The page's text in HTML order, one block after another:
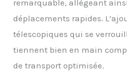
les
pour
le
remarquable, allégeant
déplacements rapides.
télescopiques qui se
tiennent bien en main
de transport optimisée.